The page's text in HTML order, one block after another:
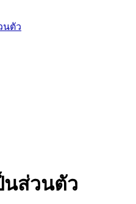
นตัว
นส่วนตัว